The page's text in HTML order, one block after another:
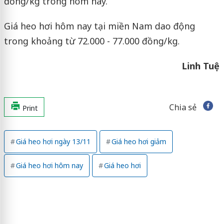
Giá heo hơi hôm nay tại miền Nam dao động
trong khoảng từ 72.000 - 77.000 đồng/kg.
Linh Tuệ
Print Chia sẻ
Giá heo hơi ngày 13/11 Giá heo hơi giảm
Giá heo hơi hôm nay Giá heo hơi